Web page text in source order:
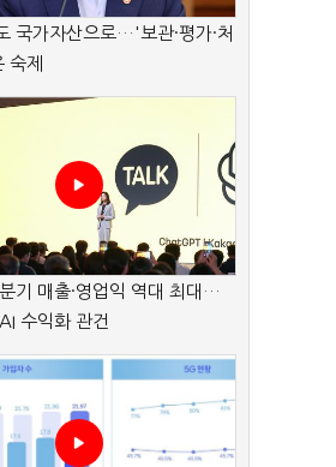
국가자산으로…'보관·평가·처
숙제
기 매출·영업익 역대 최대…
수익화 관건